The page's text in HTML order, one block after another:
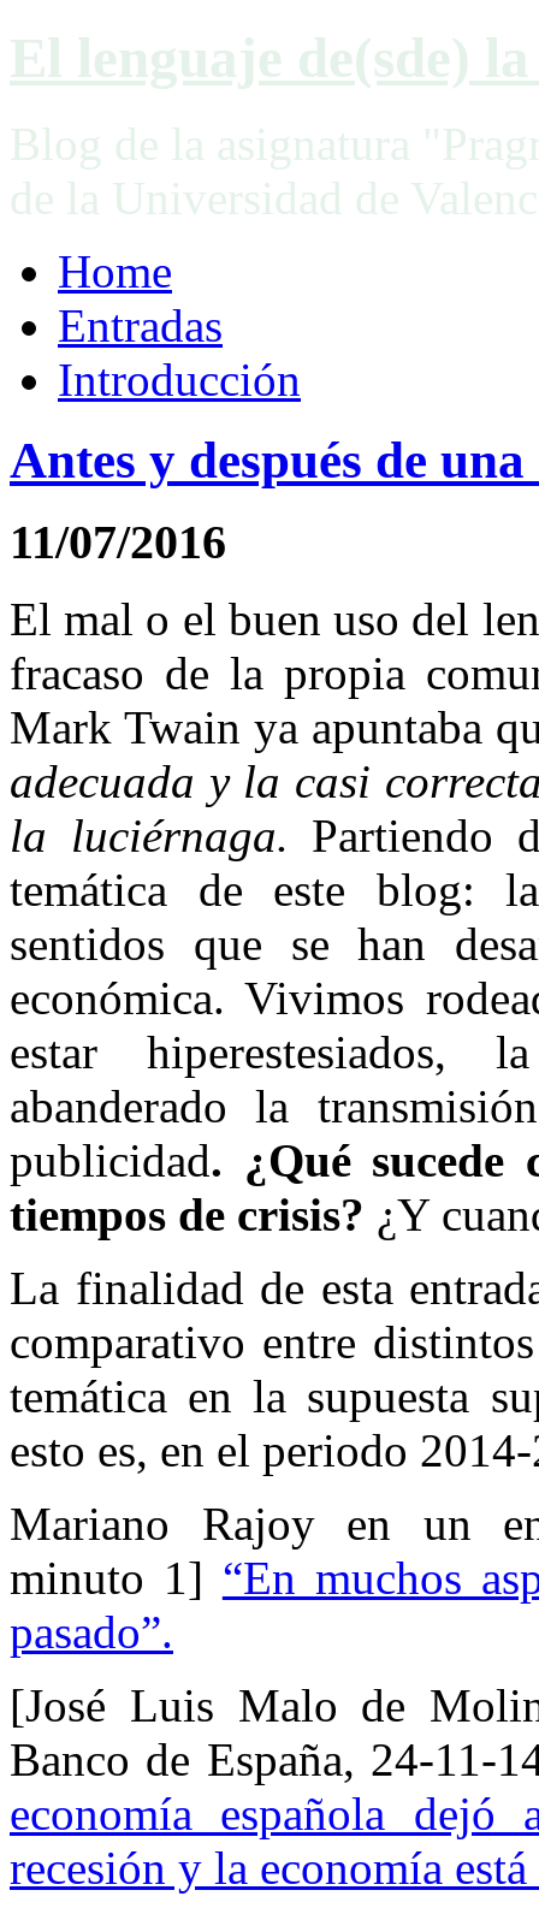
El lenguaje de(sde)
Blog de la asignatura
de la Universidad de
Home
Entradas
Introducción
Antes y después de
11/07/2016
El mal o el buen uso del
fracaso de la propia
Mark Twain ya apuntaba
adecuada y la casi
la luciérnaga. Partiendo
temática de este blog:
sentidos que se han
económica. Vivimos
estar
abanderado la
publicidad. ¿Qué
tiempos de crisis? ¿Y
La finalidad de esta
comparativo entre distintos
temática en la supuesta
esto es, en el periodo
Mariano Rajoy en un
minuto 1] “En muchos
pasado”.
[José Luis Malo de
Banco de España, 24-11-
economía española
recesión y la economía